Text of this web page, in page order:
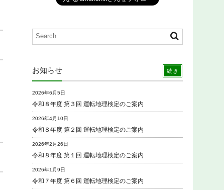
お知らせ
2026年6月5日
令和８年度 第３回 運転地理検定のご案内
2026年4月10日
令和８年度 第２回 運転地理検定のご案内
2026年2月26日
令和８年度 第１回 運転地理検定のご案内
2026年1月9日
令和７年度 第６回 運転地理検定のご案内
続き